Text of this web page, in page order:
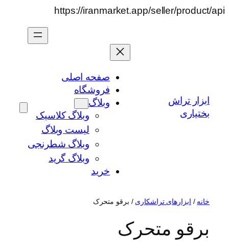
https://iranmarket.app/seller/product/apiرفتن
محتوا
ابزار تراش
بختیاری
صفحه اصلی
فروشگاه
وبلاگ
وبلاگ کلاسیک
لیست وبلاگ
وبلاگ شطرنجی
وبلاگ گرید
خرید
خانه / ابزارهای تراشکاری / برقو متحرک
برقو متحرک